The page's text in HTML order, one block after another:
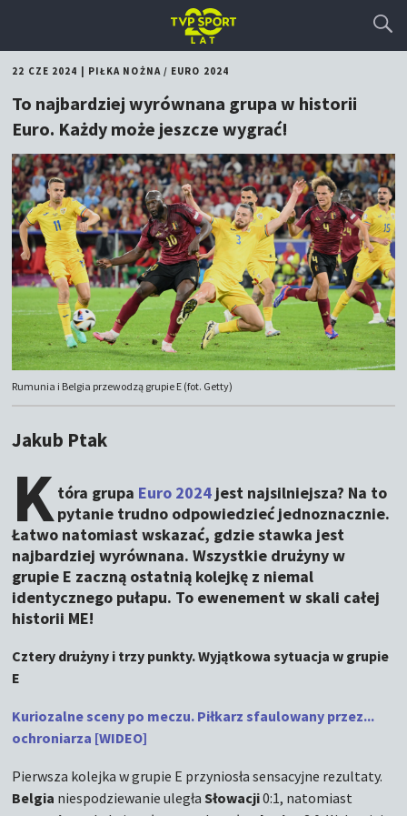
22 CZE 2024 PIŁKA NOŻNA/ EURO 2024
To najbardziej wyrównana grupa w historii
Euro. Każdy może jeszcze wygrać!
Rumunia i Belgia przewodzą grupie E (fot. Getty)
Jakub Ptak
Która grupa Euro 2024 jest najsilniejsza? Na to
pytanie trudno odpowiedzieć jednoznacznie.
Łatwo natomiast wskazać, gdzie stawka jest
najbardziej wyrównana. Wszystkie drużyny w
grupie E zaczną ostatnią kolejkę z niemal
identycznego pułapu. To ewenement w skali całej
historii ME!
Cztery drużyny i trzy punkty. Wyjątkowa sytuacja w grupie
E
Kuriozalne sceny po meczu. Piłkarz sfaulowany przez...
ochroniarza [WIDEO]
Pierwsza kolejka w grupie E przyniosła sensacyjne rezultaty.
Belgia niespodziewanie uległaSłowacji0:1, natomiast